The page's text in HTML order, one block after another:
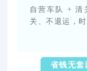
自营车队 + 清
关、不退运，时
省钱无套